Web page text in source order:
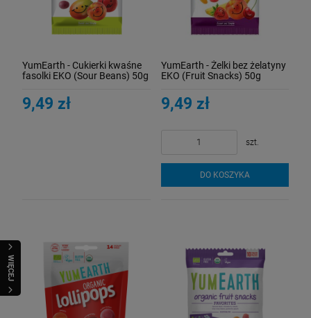
WIĘCEJ
YumEarth - Cukierki kwaśne
fasolki EKO (Sour Beans) 50g
9,49 zł
YumEarth - Żelki bez żelatyny
EKO (Fruit Snacks) 50g
9,49 zł
szt.
DO KOSZYKA